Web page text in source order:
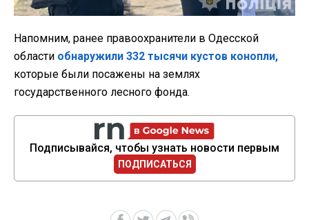
Напомним, ранее правоохранители в Одесской
области обнаружили 332 тысячи кустов конопли,
которые были посажены на землях
государственного лесного фонда.
Подписывайся, чтобы узнать новости первым
ПОДПИСАТЬСЯ